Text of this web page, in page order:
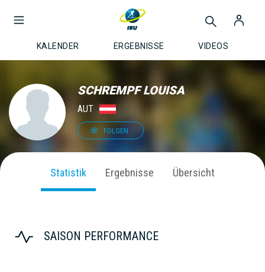
KALENDER ERGEBNISSE VIDEOS
SCHREMPF LOUISA
AUT
FOLGEN
Statistik Ergebnisse Übersicht
SAISON PERFORMANCE